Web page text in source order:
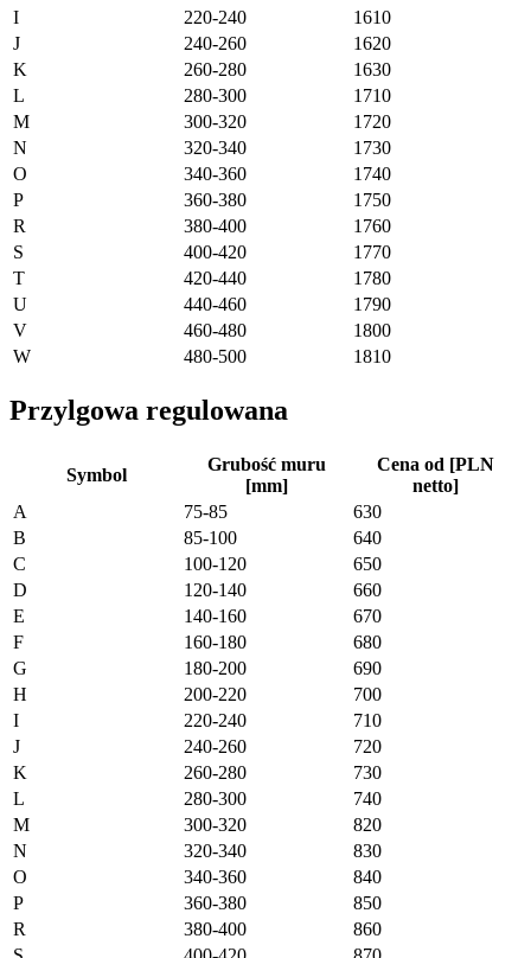
I
220-240
1610
J
240-260
1620
K
260-280
1630
L
280-300
1710
M
300-320
1720
N
320-340
1730
O
340-360
1740
P
360-380
1750
R
380-400
1760
S
400-420
1770
T
420-440
1780
U
440-460
1790
V
460-480
1800
W
480-500 1810
Przylgowa regulowana
Symbol
Grubość muru
[mm]
Cena od [PLN
netto]
A
75-85
630
B
85-100
640
C
100-120
650
D
120-140
660
E
140-160
670
F
160-180
680
G
180-200
690
H
200-220
700
I
220-240
710
J
240-260
720
K
260-280
730
L
280-300
740
M
300-320
820
N
320-340
830
O
340-360
840
P
360-380
850
R
380-400
860